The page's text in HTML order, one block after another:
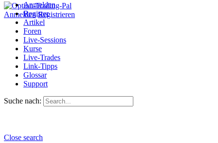
Anmelden Registrieren
Anmelden
Register
Artikel
Foren
Live-Sessions
Kurse
Live-Trades
Link-Tipps
Glossar
Support
Suche nach:
Close search